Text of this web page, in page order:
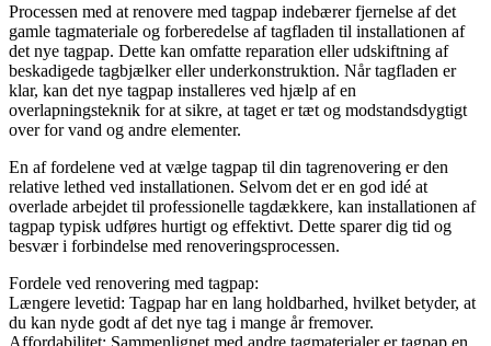
Processen med at renovere med tagpap indebærer fjernelse af det
gamle tagmateriale og forberedelse af tagfladen til installationen af
det nye tagpap. Dette kan omfatte reparation eller udskiftning af
beskadigede tagbjælker eller underkonstruktion. Når tagfladen er
klar, kan det nye tagpap installeres ved hjælp af en
overlapningsteknik for at sikre, at taget er tæt og modstandsdygtigt
over for vand og andre elementer.
En af fordelene ved at vælge tagpap til din tagrenovering er den
relative lethed ved installationen. Selvom det er en god idé at
overlade arbejdet til professionelle tagdækkere, kan installationen af
tagpap typisk udføres hurtigt og effektivt. Dette sparer dig tid og
besvær i forbindelse med renoveringsprocessen.
Fordele ved renovering med tagpap:
Længere levetid: Tagpap har en lang holdbarhed, hvilket betyder, at
du kan nyde godt af det nye tag i mange år fremover.
Affordabilitet: Sammenlignet med andre tagmaterialer er tagpap en